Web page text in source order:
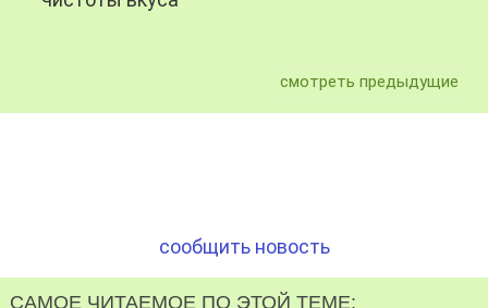
смотреть предыдущие
сообщить новость
САМОЕ ЧИТАЕМОЕ ПО ЭТОЙ ТЕМЕ: